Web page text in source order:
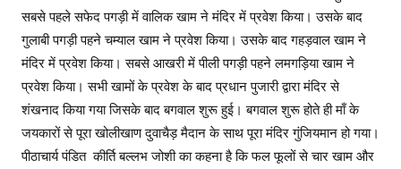
सबसे पहले सफेद पगड़ी में वालिक खाम ने मंदिर में प्रवेश किया। उसके बाद
गुलाबी पगड़ी पहने चम्याल खाम ने प्रवेश किया। उसके बाद गहड़वाल खाम ने
मंदिर में प्रवेश किया। सबसे आखरी में पीली पगड़ी पहने लमगड़िया खाम ने
प्रवेश किया। सभी खामों के प्रवेश के बाद प्रधान पुजारी द्वारा मंदिर से
शंखनाद किया गया जिसके बाद बगवाल शुरू हुई। बगवाल शुरू होते ही माँ के
जयकारों से पूरा खोलीखाण दुवाचैड़ मैदान के साथ पूरा मंदिर गुंजियमान हो गया।
पीठाचार्य पंडित कीर्ति बल्लभ जोशी का कहना है कि फल फूलों से चार खाम और